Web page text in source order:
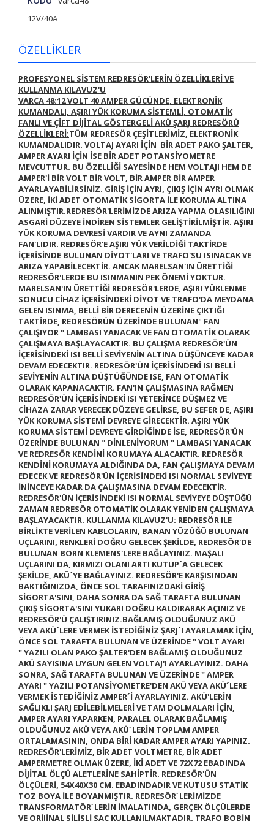
12V/40A
ÖZELLİKLER
PROFESYONEL SİSTEM REDRESÖR'LERİN ÖZELLİKLERİ VE
KULLANMA KILAVUZ'U
VARCA 48:12 VOLT 40 AMPER GÜCÜNDE, ELEKTRONİK
KUMANDALI, AŞIRI YÜK KORUMA SİSTEMLİ, OTOMATİK
FANLI VE ÇİFT DİJİTAL GÖSTERGELİ AKÜ ŞARJ REDRESÖRÜ
ÖZELLİKLERİ:TÜM REDRESÖR ÇEŞİTLERİMİZ, ELEKTRONİK
KUMANDALIDIR. VOLTAJ AYARI İÇİN BİR ADET PAKO ŞALTER,
AMPER AYARI İÇİN İSE BİR ADET POTANSİYOMETRE
MEVCUTTUR. BU ÖZELLİĞİ SAYESİNDE HEM VOLTAJI HEM DE
AMPER'İ BİR VOLT BİR VOLT, BİR AMPER BİR AMPER
AYARLAYABİLİRSİNİZ. GİRİŞ İÇİN AYRI, ÇIKIŞ İÇİN AYRI OLMAK
ÜZERE, İKİ ADET OTOMATİK SİGORTA İLE KORUMA ALTINA
ALINMIŞTIR.REDRESÖR'LERİMİZDE ARIZA YAPMA OLASILIĞINI
ASGARİ DÜZEYE İNDİREN SİSTEMLER GELİŞTİRİLMİŞTİR. AŞIRI
YÜK KORUMA DEVRESİ VARDIR VE AYNI ZAMANDA
FAN'LIDIR. REDRESÖR'E AŞIRI YÜK VERİLDİĞİ TAKTİRDE
İÇERİSİNDE BULUNAN DİYOT'LARI VE TRAFO'SU ISINACAK VE
ARIZA YAPABİLECEKTİR. ANCAK MARELSAN'IN ÜRETTİĞİ
REDRESÖR'LERDE BU ISINMANIN PEK ÖNEMİ YOKTUR.
MARELSAN'IN ÜRETTİĞİ REDRESÖR'LERDE, AŞIRI YÜKLENME
SONUCU CİHAZ İÇERİSİNDEKİ DİYOT VE TRAFO'DA MEYDANA
GELEN ISINMA, BELLİ BİR DERECENİN ÜZERİNE ÇIKTIĞI
TAKTİRDE, REDRESÖRÜN ÜZERİNDE BULUNAN" FAN
ÇALIŞIYOR " LAMBASI YANACAK VE FAN OTOMATİK OLARAK
ÇALIŞMAYA BAŞLAYACAKTIR. BU ÇALIŞMA REDRESÖR'ÜN
İÇERİSİNDEKİ ISI BELLİ SEVİYENİN ALTINA DÜŞÜNCEYE KADAR
DEVAM EDECEKTIR. REDRESÖR'ÜN İÇERİSİNDEKİ ISI BELLİ
SEVİYENİN ALTINA DÜŞTÜĞÜNDE ISE, FAN OTOMATİK
OLARAK KAPANACAKTIR. FAN'IN ÇALIŞMASINA RAĞMEN
REDRESÖR'ÜN İÇERİSİNDEKİ ISI YETERİNCE DÜŞMEZ VE
CİHAZA ZARAR VERECEK DÜZEYE GELİRSE, BU SEFER DE, AŞIRI
YÜK KORUMA SİSTEMİ DEVREYE GİRECEKTİR. AŞIRI YÜK
KORUMA SİSTEMİ DEVREYE GİRDİĞİNDE İSE, REDRESÖR'ÜN
ÜZERİNDE BULUNAN " DİNLENİYORUM " LAMBASI YANACAK
VE REDRESÖR KENDİNİ KORUMAYA ALACAKTIR. REDRESÖR
KENDİNİ KORUMAYA ALDIĞINDA DA, FAN ÇALIŞMAYA DEVAM
EDECEK VE REDRESÖR'ÜN İÇERİSİNDEKİ ISI NORMAL SEVİYEYE
İNİNCEYE KADAR DA ÇALIŞMASINA DEVAM EDECEKTİR.
REDRESÖR'ÜN İÇERİSİNDEKİ ISI NORMAL SEVİYEYE DÜŞTÜĞÜ
ZAMAN REDRESÖR OTOMATİK OLARAK YENİDEN ÇALIŞMAYA
BAŞLAYACAKTIR. KULLANMA KILAVUZ'U: REDRESÖR ILE
BİRLİKTE VERİLEN KABLOLARIN, BANAN YÜZÜĞÜ BULUNAN
UÇLARINI, RENKLERİ DOĞRU GELECEK ŞEKİLDE, REDRESÖR'DE
BULUNAN BORN KLEMENS'LERE BAĞLAYINIZ. MAŞALI
UÇLARINI DA, KIRMIZI OLANI ARTI KUTUP´A GELECEK
ŞEKİLDE, AKÜ´YE BAĞLAYINIZ. REDRESÖR'E KARŞISINDAN
BAKTIĞINIZDA, ÖNCE SOL TARAFINIZDAKİ GİRİŞ
SİGORTA'SINI, DAHA SONRA DA SAĞ TARAFTA BULUNAN
ÇIKIŞ SİGORTA'SINI YUKARI DOĞRU KALDIRARAK AÇINIZ VE
REDRESÖR'Ü ÇALIŞTIRINIZ.BAĞLAMIŞ OLDUĞUNUZ AKÜ
VEYA AKÜ´LERE VERMEK İSTEDİĞİNİZ ŞARJ´I AYARLAMAK İÇİN,
ÖNCE SOL TARAFTA BULUNAN VE ÜZERİNDE " VOLT AYARI
"YAZILI OLAN PAKO ŞALTER'DEN BAĞLAMIŞ OLDUĞUNUZ
AKÜ SAYISINA UYGUN GELEN VOLTAJ'I AYARLAYINIZ. DAHA
SONRA, SAĞ TARAFTA BULUNAN VE ÜZERİNDE " AMPER
AYARI "YAZILI POTANSİYOMETRE'DEN AKÜ VEYA AKÜ´LERE
VERMEK İSTEDİĞİNİZ AMPER´İ AYARLAYINIZ. AKÜ'LERİN
SAĞLIKLI ŞARJ EDİLEBİLMELERİ VE TAM DOLMALARI İÇİN,
AMPER AYARI YAPARKEN, PARALEL OLARAK BAĞLAMIŞ
OLDUĞUNUZ AKÜ VEYA AKÜ´LERİN TOPLAM AMPER
ORTALAMASININ, ONDA BİRİ KADAR AMPER AYARI YAPINIZ.
REDRESÖR'LERİMİZ, BİR ADET VOLTMETRE, BİR ADET
AMPERMETRE OLMAK ÜZERE, İKİ ADET VE 72X72 EBADINDA
DİJİTAL ÖLÇÜ ALETLERİNE SAHİPTİR. REDRESÖR'ÜN
ÖLÇÜLERİ, 54X40X30 CM. EBADINDADIR VE KUTUSU STATİK
TOZ BOYA İLE BOYANMIŞTIR. REDRESÖR´LERİMİZDE
TRANSFORMATÖR´LERİN İMALATINDA, GERÇEK ÖLÇÜLERDE
VE ORİJİNAL SİLİSLİ SAÇ KULLANILMAKTADIR. TRAFO BOBİN